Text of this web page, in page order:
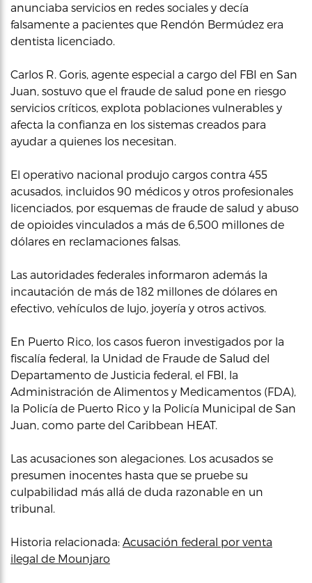
anunciaba servicios en redes sociales y decía
falsamente a pacientes que Rendón Bermúdez era
dentista licenciado.
Carlos R. Goris, agente especial a cargo del FBI en San
Juan, sostuvo que el fraude de salud pone en riesgo
servicios críticos, explota poblaciones vulnerables y
afecta la confianza en los sistemas creados para
ayudar a quienes los necesitan.
El operativo nacional produjo cargos contra 455
acusados, incluidos 90 médicos y otros profesionales
licenciados, por esquemas de fraude de salud y abuso
de opioides vinculados a más de 6,500 millones de
dólares en reclamaciones falsas.
Las autoridades federales informaron además la
incautación de más de 182 millones de dólares en
efectivo, vehículos de lujo, joyería y otros activos.
En Puerto Rico, los casos fueron investigados por la
fiscalía federal, la Unidad de Fraude de Salud del
Departamento de Justicia federal, el FBI, la
Administración de Alimentos y Medicamentos (FDA),
la Policía de Puerto Rico y la Policía Municipal de San
Juan, como parte del Caribbean HEAT.
Las acusaciones son alegaciones. Los acusados se
presumen inocentes hasta que se pruebe su
culpabilidad más allá de duda razonable en un
tribunal.
Historia relacionada: Acusación federal por venta
ilegal de Mounjaro